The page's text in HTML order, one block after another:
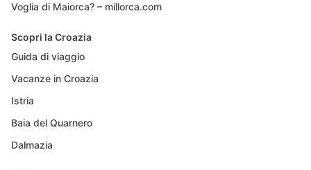
Voglia di Maiorca? – millorca.com
Scopri la Croazia
Guida di viaggio
Vacanze in Croazia
Istria
Baia del Quarnero
Dalmazia